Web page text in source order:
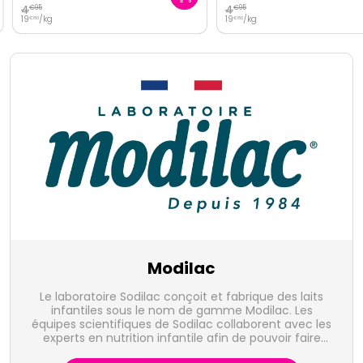
4€95
19€80/kg
4€95
19€80/kg
Modilac
Le laboratoire Sodilac conçoit et fabrique des laits
infantiles sous le nom de gamme Modilac. Les
équipes scientifiques de Sodilac collaborent avec les
experts en nutrition infantile afin de pouvoir faire